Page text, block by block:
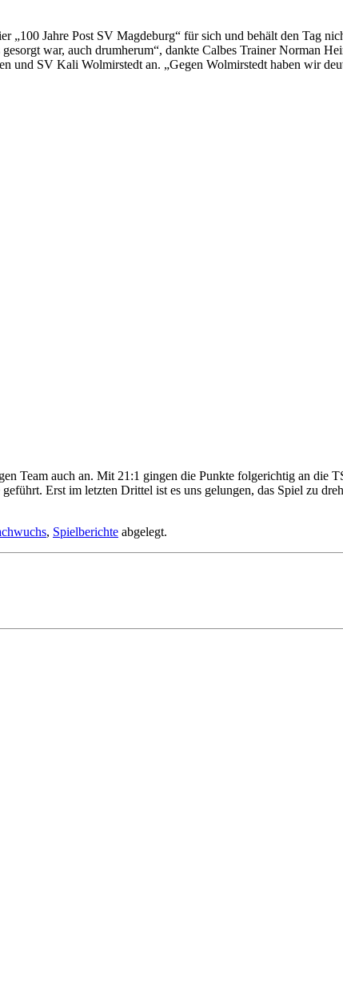
Jahre Post SV Magdeburg“ für sich und behält den Tag
war, auch drumherum“, dankte Calbes Trainer Norman
und SV Kali Wolmirstedt an. „Gegen Wolmirstedt haben wir
Team auch an. Mit 21:1 gingen die Punkte folgerichtig an die
Erst im letzten Drittel ist es uns gelungen, das Spiel zu
, Spielberichte abgelegt.